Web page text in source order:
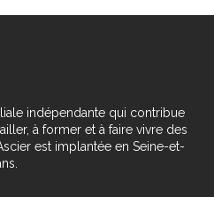
indépendante qui contribue
à former et à faire vivre des
est implantée en Seine-et-